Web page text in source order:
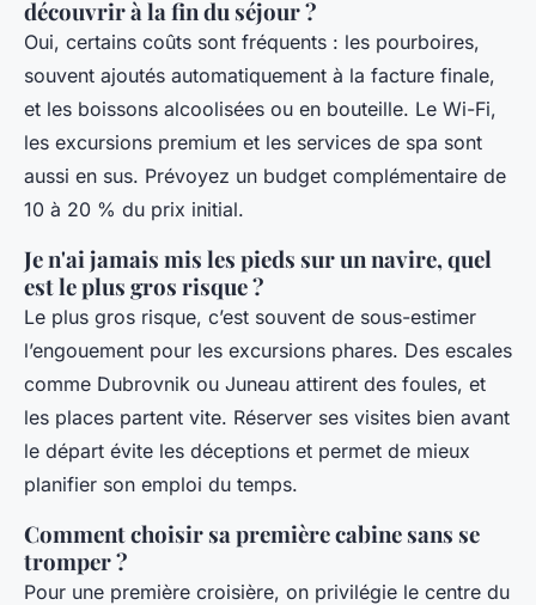
découvrir à la fin du séjour ?
Oui, certains coûts sont fréquents : les pourboires,
souvent ajoutés automatiquement à la facture finale,
et les boissons alcoolisées ou en bouteille. Le Wi-Fi,
les excursions premium et les services de spa sont
aussi en sus. Prévoyez un budget complémentaire de
10 à 20 % du prix initial.
Je n'ai jamais mis les pieds sur un navire, quel
est le plus gros risque ?
Le plus gros risque, c’est souvent de sous-estimer
l’engouement pour les excursions phares. Des escales
comme Dubrovnik ou Juneau attirent des foules, et
les places partent vite. Réserver ses visites bien avant
le départ évite les déceptions et permet de mieux
planifier son emploi du temps.
Comment choisir sa première cabine sans se
tromper ?
Pour une première croisière, on privilégie le centre du